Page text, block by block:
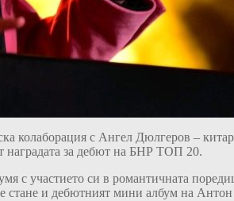
колаборация с Ангел Дюлгеров –
наградата за дебют на БНР ТОП 20.
участието си в романтичната
стане и дебютният мини албум на Антон